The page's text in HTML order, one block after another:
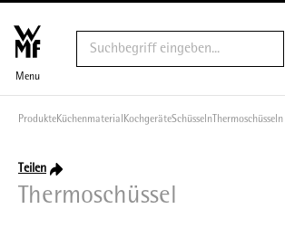
Menu
ProdukteKüchenmaterial KochgeräteSchüsseln Thermoschüsseln
Teilen
Thermoschüssel